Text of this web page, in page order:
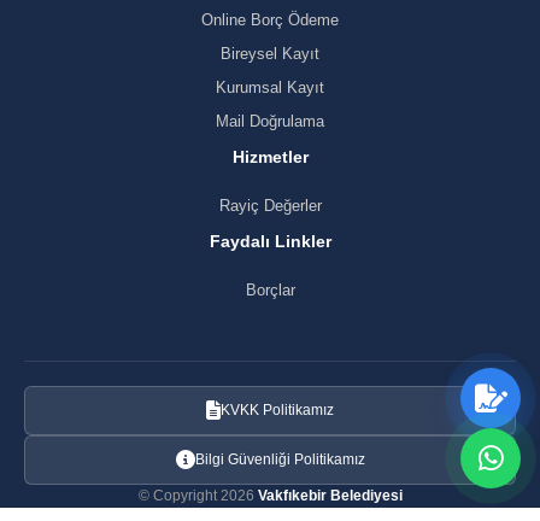
Online Borç Ödeme
Bireysel Kayıt
Kurumsal Kayıt
Mail Doğrulama
Hizmetler
Rayiç Değerler
Faydalı Linkler
Borçlar
KVKK Politikamız
Bilgi Güvenliği Politikamız
© Copyright 2026 Vakfıkebir Belediyesi